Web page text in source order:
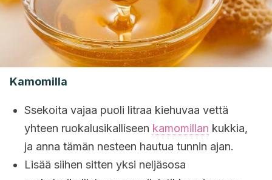
Kamomilla
Ssekoita vajaa puoli litraa kiehuvaa vettä
yhteen ruokalusikalliseen kamomillan kukkia,
ja anna tämän nesteen hautua tunnin ajan.
Lisää siihen sitten yksi neljäsosa